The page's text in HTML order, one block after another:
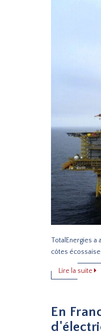
TotalEnergies a
côtes
Lire la suite
En